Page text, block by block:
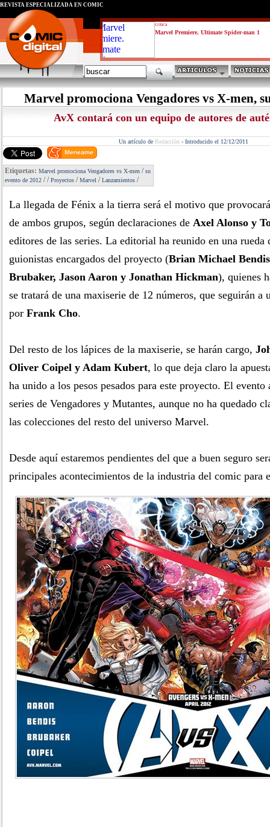
critica
Marvel Premiere. Ultimate Spider-man 1
REVISTA ESPECIALIZADA EN CÓMIC
Marvel promociona Vengadores vs X-men,
AvX contará con un equipo de autores de
Un artículo de Redacción-Introducido el 12/12/2011
Etiquetas: Marvel promociona Vengadores vs X-men /su
evento de 2012 //Proyectos /Marvel /Lanzamientos /
La llegada de Fénix a la tierra será el motivo que
de ambos grupos, según declaraciones de Axel Alonso y
editores de las series. La editorial ha reunido en una rueda
guionistas encargados del proyecto (Brian Michael
Brubaker, Jason Aaron y Jonathan Hickman), quienes
se tratará de una maxiserie de 12 números, que seguirán a
por Frank Cho.
Del resto de los lápices de la maxiserie, se harán cargo,
Oliver Coipel y Adam Kubert, lo que deja claro la
ha unido a los pesos pesados para este proyecto. El evento
series de Vengadores y Mutantes, aunque no ha quedado
las colecciones del resto del universo Marvel.
Desde aquí estaremos pendientes del que a buen seguro
principales acontecimientos de la industria del comic para